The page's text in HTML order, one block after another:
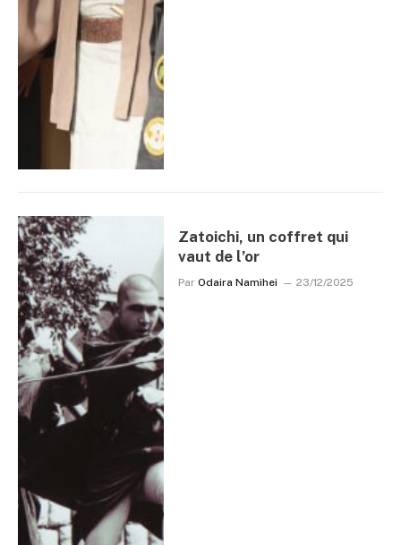
Zatoichi, un coffret qui
vaut de l’or
Par Odaira Namihei 23/12/2025